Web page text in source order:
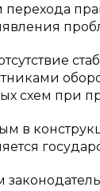
перехода
схем при
в